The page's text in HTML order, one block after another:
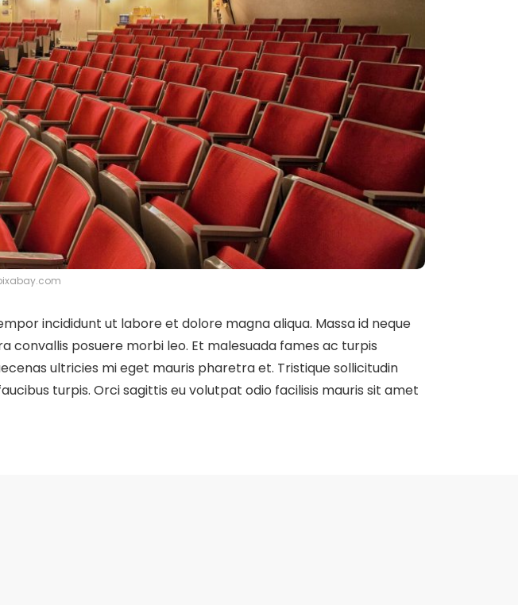
incididunt ut labore et dolore magna aliqua. Massa id neque
convallis posuere morbi leo. Et malesuada fames ac turpis
ultricies mi eget mauris pharetra et. Tristique sollicitudin
turpis. Orci sagittis eu volutpat odio facilisis mauris sit amet